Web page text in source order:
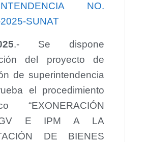
NO.
SUNAT
.- Se dispone
del proyecto de
de superintendencia
el procedimiento
“EXONERACIÓN
E IPM A LA
DE BIENES